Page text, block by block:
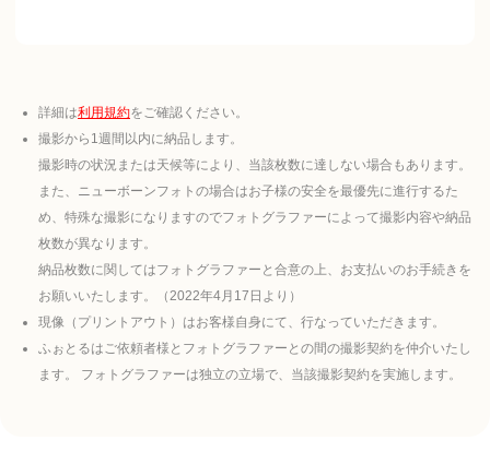
詳細は利用規約をご確認ください。
撮影から1週間以内に納品します。
撮影時の状況または天候等により、当該枚数に達しない場合もあります。
また、ニューボーンフォトの場合はお子様の安全を最優先に進行するた
め、特殊な撮影になりますのでフォトグラファーによって撮影内容や納品
枚数が異なります。
納品枚数に関してはフォトグラファーと合意の上、お支払いのお手続きを
お願いいたします。（2022年4月17日より）
現像（プリントアウト）はお客様自身にて、行なっていただきます。
ふぉとるはご依頼者様とフォトグラファーとの間の撮影契約を仲介いたし
ます。 フォトグラファーは独立の立場で、当該撮影契約を実施します。